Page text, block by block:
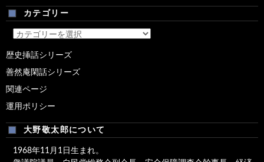
カテゴリー
カ
テ
リ
ー
歴史挿話シリーズ
善然庵閑話シリーズ
関連ページ
運用ポリシー
大野敬太郎について
1968年11月1日生まれ。